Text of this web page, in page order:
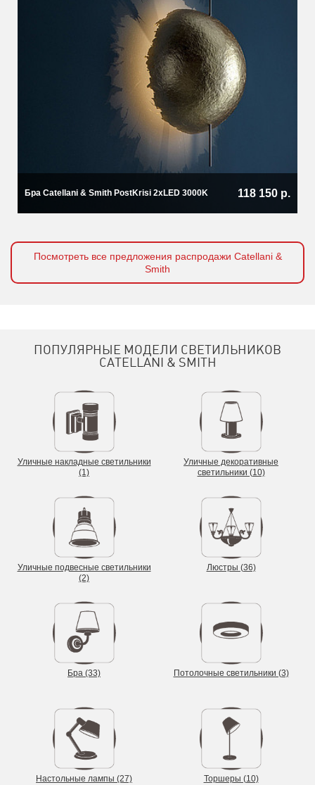
118 150 р.
Бра Catellani & Smith PostKrisi 2xLED 3000K
Посмотреть все предложения распродажи Catellani &
Smith
ПОПУЛЯРНЫЕ МОДЕЛИ СВЕТИЛЬНИКОВ
CATELLANI & SMITH
Уличные накладные светильники
(1)
Уличные декоративные
светильники (10)
Уличные подвесные светильники
(2)
Люстры (36)
Бра (33) Потолочные светильники (3)
Настольные лампы (27) Торшеры (10)